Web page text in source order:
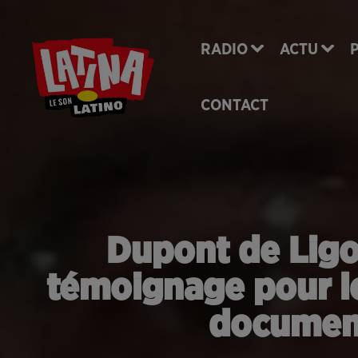
RADIO ACTU
CONTACT
Dupont de
témoignage pour